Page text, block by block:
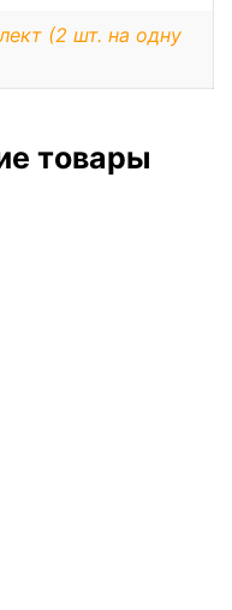
(2 шт. на одну
товары